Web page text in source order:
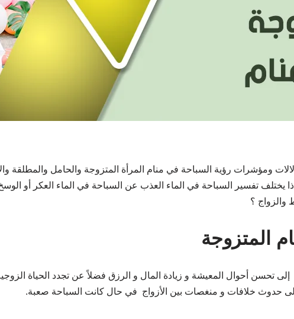
ومؤشرات رؤية السباحة في منام المرأة المتزوجة والحامل والمطلقة
يختلف تفسير السباحة في الماء العذب عن السباحة في الماء العكر أو
والزواج ؟
المتزوجة
تحسن أحوال المعيشة و زيادة المال و الرزق فضلاً عن تجدد الحياة
إلى حدوث خلافات و منغصات بين الأزواج في حال كانت السباحة صعبة.